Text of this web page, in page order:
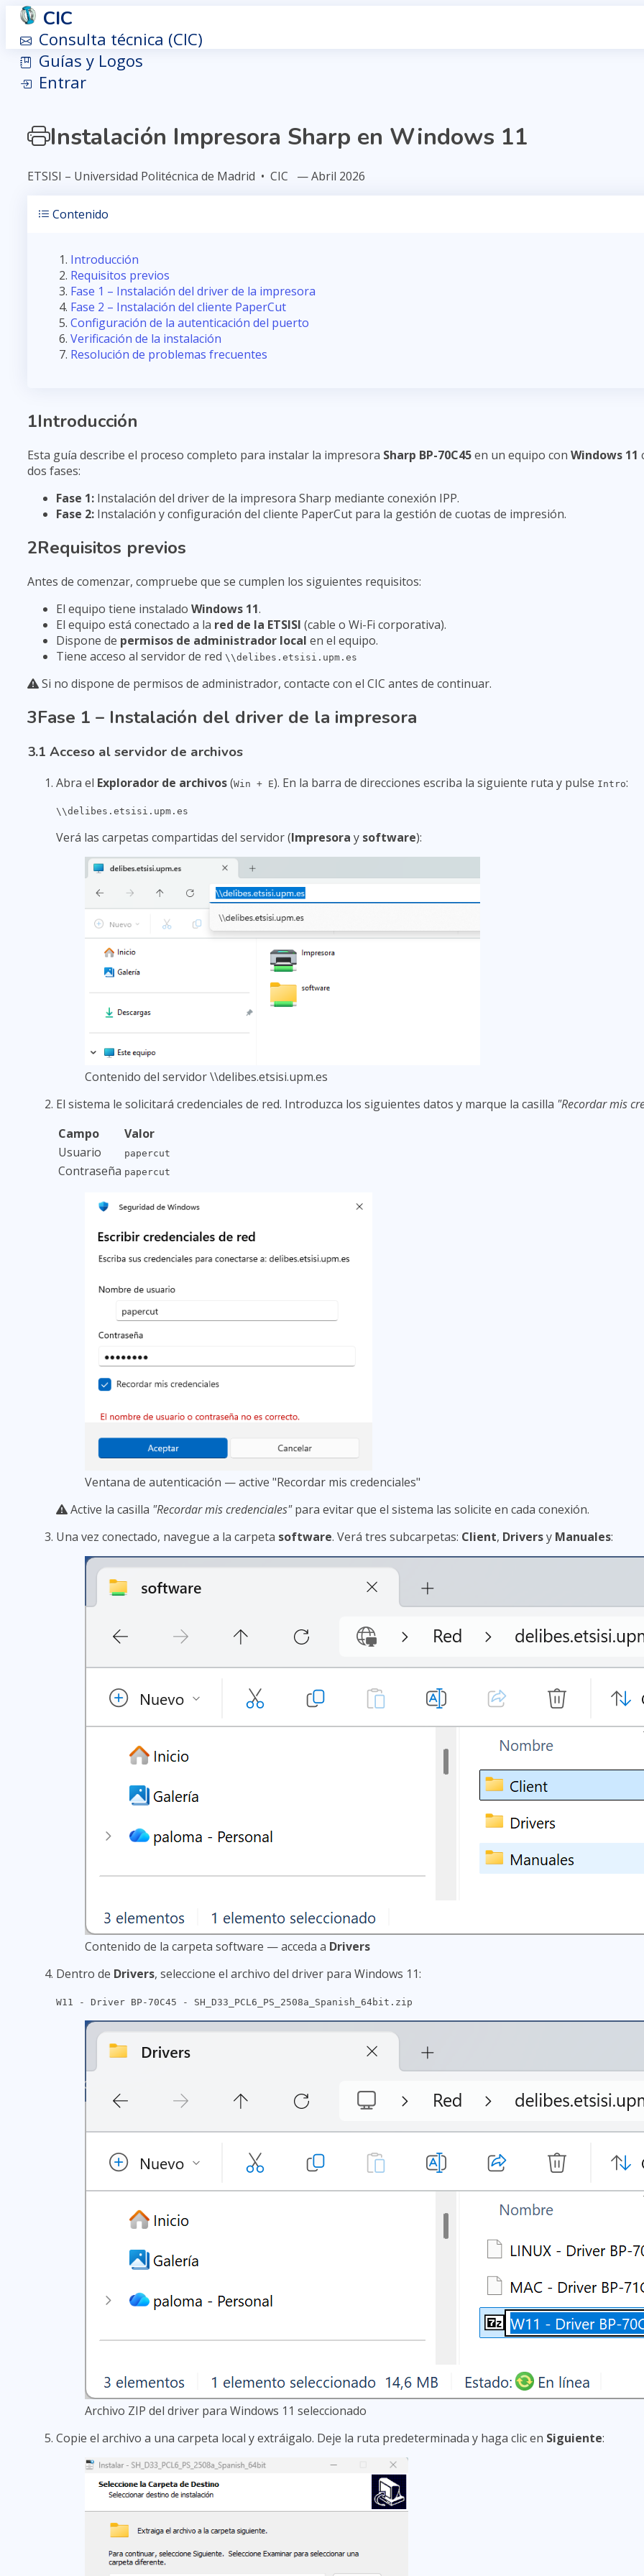
CIC
Consulta técnica (CIC)
Guías y Logos
Entrar
Instalación Impresora Sharp en Windows 11
ETSISI – Universidad Politécnica de Madrid • CIC — Abril 2026
Contenido
Introducción
Requisitos previos
Fase 1 – Instalación del driver de la impresora
Fase 2 – Instalación del cliente PaperCut
Configuración de la autenticación del puerto
Verificación de la instalación
Resolución de problemas frecuentes
1Introducción
Esta guía describe el proceso completo para instalar la impresora Sharp BP-70C45en un equipo con Windows 11
dos fases:
Fase 1: Instalación del driver de la impresora Sharp mediante conexión IPP.
Fase 2: Instalación y configuración del cliente PaperCut para la gestión de cuotas de impresión.
2Requisitos previos
Antes de comenzar, compruebe que se cumplen los siguientes requisitos:
El equipo tiene instalado Windows 11.
El equipo está conectado a la red de la ETSISI (cable o Wi-Fi corporativa).
Dispone de permisos de administrador local en el equipo.
Tiene acceso al servidor de red \\delibes.etsisi.upm.es
Si no dispone de permisos de administrador, contacte con el CIC antes de continuar.
3Fase 1 – Instalación del driver de la impresora
3.1 Acceso al servidor de archivos
Abra el Explorador de archivos(Win + E). En la barra de direcciones escriba la siguiente ruta y pulse Intro:
\\delibes.etsisi.upm.es
Verá las carpetas compartidas del servidor (Impresora y software):
Contenido del servidor \\delibes.etsisi.upm.es
El sistema le solicitará credenciales de red. Introduzca los siguientes datos y marque la casilla "Recordar mis
Campo
Valor
Usuario
papercut
Contraseña papercut
Ventana de autenticación — active "Recordar mis credenciales"
Active la casilla "Recordar mis credenciales"para evitar que el sistema las solicite en cada conexión.
Una vez conectado, navegue a la carpeta software. Verá tres subcarpetas: Client, Driversy Manuales:
Contenido de la carpeta software — acceda a Drivers
Dentro de Drivers, seleccione el archivo del driver para Windows 11:
W11 - Driver BP-70C45 - SH_D33_PCL6_PS_2508a_Spanish_64bit.zip
Archivo ZIP del driver para Windows 11 seleccionado
Copie el archivo a una carpeta local y extráigalo. Deje la ruta predeterminada y haga clic en Siguiente: